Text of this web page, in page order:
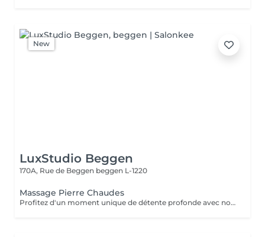
New
LuxStudio Beggen
170A, Rue de Beggen beggen L-1220
Massage Pierre Chaudes
Profitez d'un moment unique de détente profonde avec notre massage aux pierres chaudes, disponible en séances de 60 ou 90 minutes. Nos esthéticiennes spécialisées appliquent des pierres de basalte chauffées stratégiquement le long du corps, en combinant des mouvements doux et des techniques traditionnelles de massage. La chaleur des pierres pénètre profondément dans les muscles, favorisant la détente et le soulagement des tensions. En plus des bienfaits physiques, tels que l'amélioration de la circulation sanguine et le soulagement des douleurs musculaires, la thérapie contribue à l'équilibre mental en réduisant le stress et l'anxiété. La combinaison unique de chaleur et de massage offre une expérience thérapeutique complète, revitalisant à la fois le corps et l'esprit. Laissez-vous envelopper par la chaleur réconfortante des pierres et embarquez pour un voyage vers le bien-être total. Le temps de préparation et d'installation de la cliente est inclus dans la période choisie, garantissant que chaque minute soit dédiée à votre bien-être.